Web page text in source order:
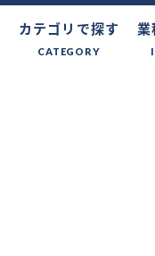
カテゴリで探す
CATEGORY
業